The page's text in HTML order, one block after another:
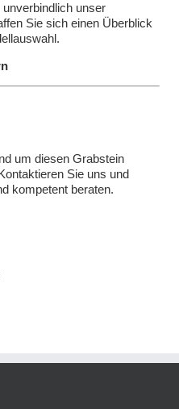
unser
Sie sich einen Überblick
um diesen Grabstein
Sie uns und
kompetent beraten.